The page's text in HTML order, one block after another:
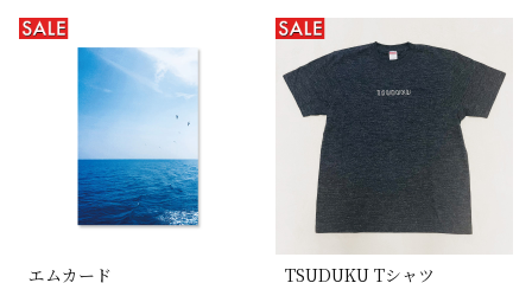
エムカード
TSUDUKU Tシャツ